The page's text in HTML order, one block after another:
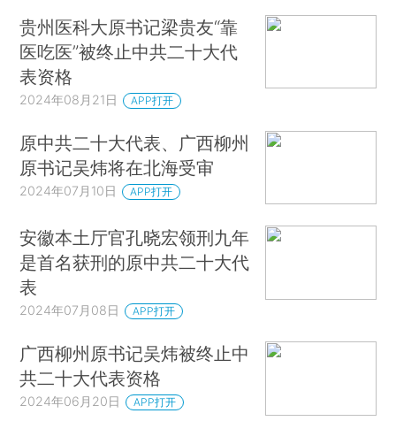
贵州医科大原书记梁贵友“靠
医吃医”被终止中共二十大代
表资格
2024年08月21日 APP打开
原中共二十大代表、广西柳州
原书记吴炜将在北海受审
2024年07月10日 APP打开
安徽本土厅官孔晓宏领刑九年
是首名获刑的原中共二十大代
表
2024年07月08日 APP打开
广西柳州原书记吴炜被终止中
共二十大代表资格
2024年06月20日 APP打开